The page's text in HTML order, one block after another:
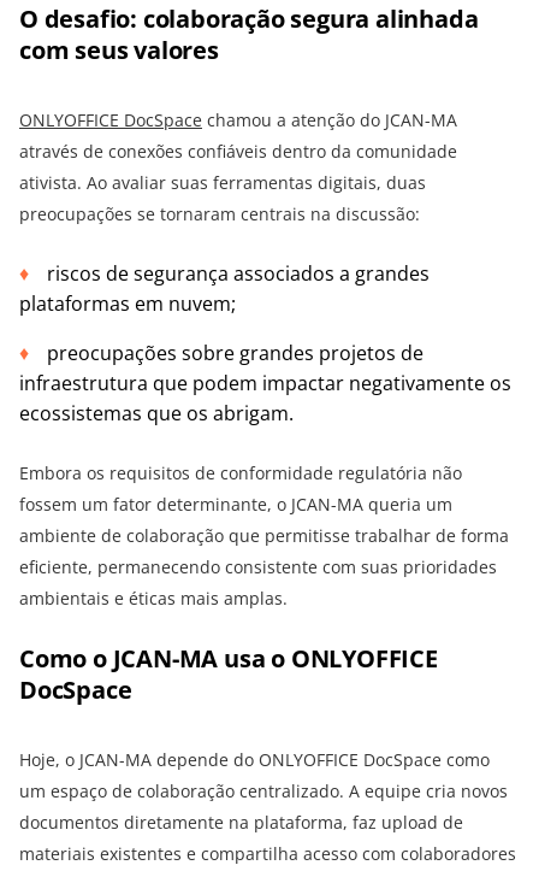
O desafio: colaboração segura alinhada
com seus valores
ONLYOFFICE DocSpace chamou a atenção do JCAN-MA
através de conexões confiáveis dentro da comunidade
ativista. Ao avaliar suas ferramentas digitais, duas
preocupações se tornaram centrais na discussão:
riscos de segurança associados a grandes
plataformas em nuvem;
preocupações sobre grandes projetos de
infraestrutura que podem impactar negativamente os
ecossistemas que os abrigam.
Embora os requisitos de conformidade regulatória não
fossem um fator determinante, o JCAN-MA queria um
ambiente de colaboração que permitisse trabalhar de forma
eficiente, permanecendo consistente com suas prioridades
ambientais e éticas mais amplas.
Como o JCAN-MA usa o ONLYOFFICE
DocSpace
Hoje, o JCAN-MA depende do ONLYOFFICE DocSpace como
um espaço de colaboração centralizado. A equipe cria novos
documentos diretamente na plataforma, faz upload de
materiais existentes e compartilha acesso com colaboradores